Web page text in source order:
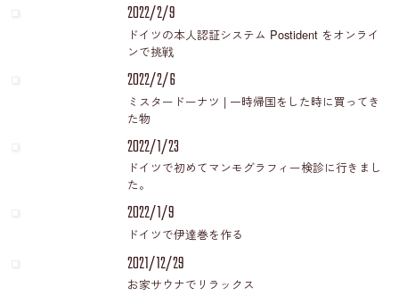
2022/2/9
ドイツの本人認証システム Postident をオンライ
ンで挑戦
2022/2/6
ミスタードーナツ | 一時帰国をした時に買ってき
た物
2022/1/23
ドイツで初めてマンモグラフィー検診に行きまし
た。
2022/1/9
ドイツで伊達巻を作る
2021/12/29
お家サウナでリラックス